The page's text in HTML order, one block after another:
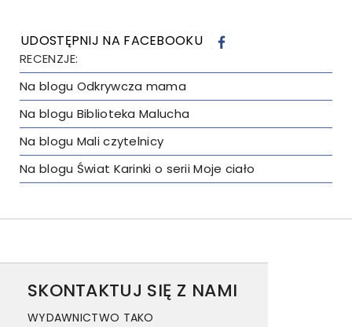
UDOSTĘPNIJ NA FACEBOOKU
RECENZJE:
Na blogu Odkrywcza mama
Na blogu Biblioteka Malucha
Na blogu Mali czytelnicy
Na blogu Świat Karinki o serii Moje ciało
SKONTAKTUJ SIĘ Z NAMI
WYDAWNICTWO TAKO